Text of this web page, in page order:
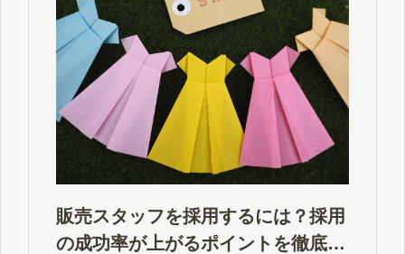
販売スタッフを採用するには？採用
の成功率が上がるポイントを徹底解